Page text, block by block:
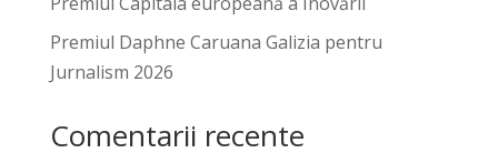
Premiul Daphne Caruana Galizia pentru
Jurnalism 2026
Comentarii recente